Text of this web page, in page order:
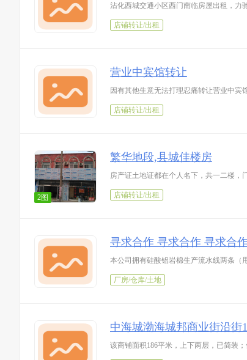
沾化西城交通小区西门南临房屋出租，力
店铺转让/出租
营业中宾馆转让
因有其他生意无法打理忍痛转让营业中
店铺转让/出租
2图
繁华地段,县城佳楼房
房产证土地证都在个人名下，共一二楼，
店铺转让/出租
寻求合作 寻求合作 寻求合
本公司拥有硅酸铝岩棉生产流水线两条（
厂房/仓库/土地
中海城渤海城邦商业街沿街
该商铺面积186平米，上下两层，已简装